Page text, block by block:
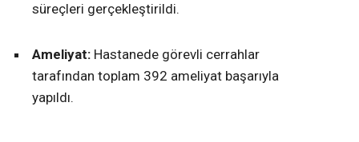
süreçleri gerçekleştirildi.
Ameliyat: Hastanede görevli cerrahlar
tarafından toplam 392 ameliyat başarıyla
yapıldı.